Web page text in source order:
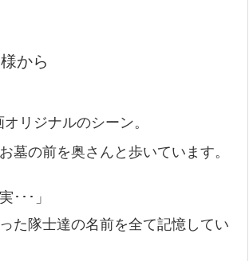
から
リジナルのシーン。
墓の前を奥さんと歩いています。
･･･」
た隊士達の名前を全て記憶してい